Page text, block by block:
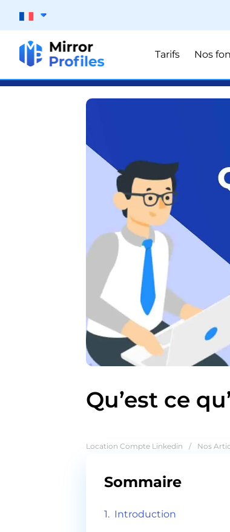
Tarifs Nos
Qu’est ce
Location Compte Linkedin / Nos
Sommaire
Introduction